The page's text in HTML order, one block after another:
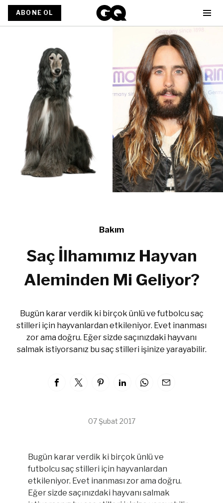
ABONE OL
Bakım
Saç İlhamımız Hayvan
Aleminden Mi Geliyor?
Bugün karar verdik ki birçok ünlü ve futbolcu saç
stilleri için hayvanlardan etkileniyor. Evet inanması
zor ama doğru. Eğer sizde saçınızdaki hayvanı
salmak istiyorsanız bu saç stilleri işinize yarayabilir.
07 Şubat 2017
Bugün karar verdik ki birçok ünlü ve
futbolcu saç stilleri için hayvanlardan
etkileniyor. Evet inanması zor ama doğru.
Eğer sizde saçınızdaki hayvanı salmak